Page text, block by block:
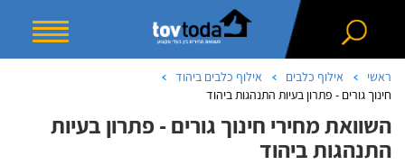
ראשי אילוף כלבים
אילוף כלבים ביהוד
חינוך גורים - פתרון בעיות התנהגות ביהוד
השוואת מחירי חינוך גורים - פתרון בעיות
התנהגות ביהוד